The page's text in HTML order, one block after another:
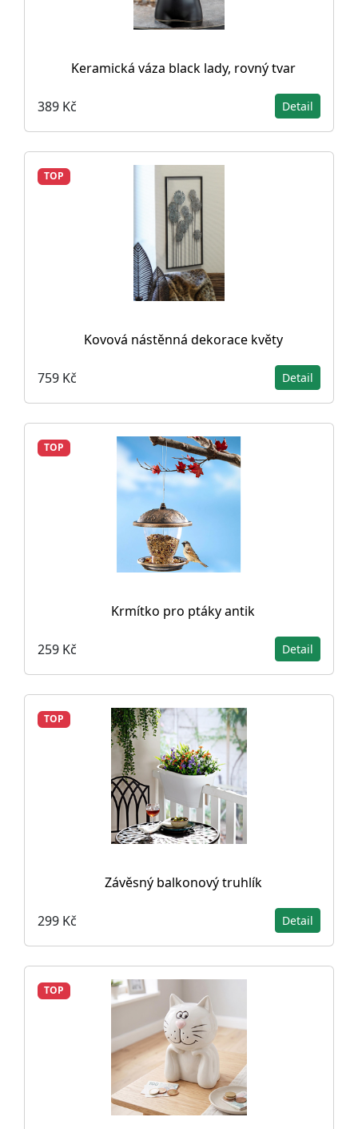
Keramická váza black lady, rovný tvar
389 Kč Detail
TOP
Kovová nástěnná dekorace květy
759 Kč Detail
TOP
Krmítko pro ptáky antik
259 Kč Detail
TOP
Závěsný balkonový truhlík
299 Kč Detail
TOP